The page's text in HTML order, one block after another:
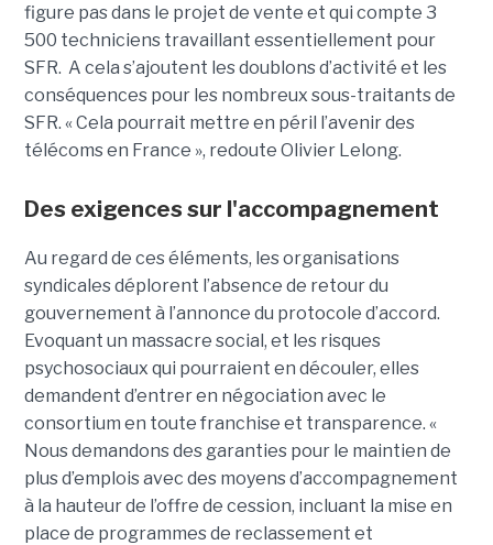
figure pas dans le projet de vente et qui compte 3
500 techniciens travaillant essentiellement pour
SFR. A cela s’ajoutent les doublons d’activité et les
conséquences pour les nombreux sous-traitants de
SFR. « Cela pourrait mettre en péril l’avenir des
télécoms en France », redoute Olivier Lelong.
Des exigences sur l'accompagnement
Au regard de ces éléments, les organisations
syndicales déplorent l’absence de retour du
gouvernement à l’annonce du protocole d’accord.
Evoquant un massacre social, et les risques
psychosociaux qui pourraient en découler, elles
demandent d’entrer en négociation avec le
consortium en toute franchise et transparence. «
Nous demandons des garanties pour le maintien de
plus d’emplois avec des moyens d’accompagnement
à la hauteur de l’offre de cession, incluant la mise en
place de programmes de reclassement et